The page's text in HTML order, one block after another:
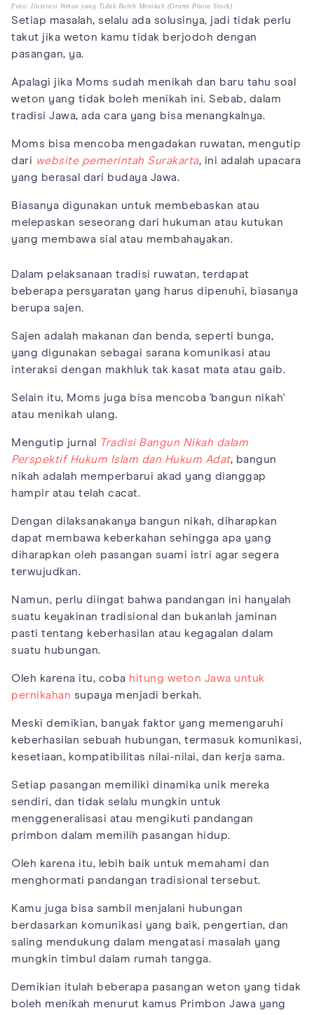
Foto: Ilustrasi Weton yang Tidak Boleh Menikah (Orami Photo Stock)
Setiap masalah, selalu ada solusinya, jadi tidak perlu
takut jika weton kamu tidak berjodoh dengan
pasangan, ya.
Apalagi jika Moms sudah menikah dan baru tahu soal
weton yang tidak boleh menikah ini. Sebab, dalam
tradisi Jawa, ada cara yang bisa menangkalnya.
Moms bisa mencoba mengadakan ruwatan, mengutip
dari website pemerintah Surakarta, ini adalah upacara
yang berasal dari budaya Jawa.
Biasanya digunakan untuk membebaskan atau
melepaskan seseorang dari hukuman atau kutukan
yang membawa sial atau membahayakan.
Dalam pelaksanaan tradisi ruwatan, terdapat
beberapa persyaratan yang harus dipenuhi, biasanya
berupa sajen.
Sajen adalah makanan dan benda, seperti bunga,
yang digunakan sebagai sarana komunikasi atau
interaksi dengan makhluk tak kasat mata atau gaib.
Selain itu, Moms juga bisa mencoba 'bangun nikah'
atau menikah ulang.
Mengutip jurnal
Tradisi Bangun Nikah dalam
Perspektif Hukum Islam dan Hukum Adat, bangun
nikah adalah memperbarui akad yang dianggap
hampir atau telah cacat.
Dengan dilaksanakanya bangun nikah, diharapkan
dapat membawa keberkahan sehingga apa yang
diharapkan oleh pasangan suami istri agar segera
terwujudkan.
Namun, perlu diingat bahwa pandangan ini hanyalah
suatu keyakinan tradisional dan bukanlah jaminan
pasti tentang keberhasilan atau kegagalan dalam
suatu hubungan.
Oleh karena itu, coba hitung weton Jawa untuk
pernikahan supaya menjadi berkah.
Meski demikian, banyak faktor yang memengaruhi
keberhasilan sebuah hubungan, termasuk komunikasi,
kesetiaan, kompatibilitas nilai-nilai, dan kerja sama.
Setiap pasangan memiliki dinamika unik mereka
sendiri, dan tidak selalu mungkin untuk
menggeneralisasi atau mengikuti pandangan
primbon dalam memilih pasangan hidup.
Oleh karena itu, lebih baik untuk memahami dan
menghormati pandangan tradisional tersebut.
Kamu juga bisa sambil menjalani hubungan
berdasarkan komunikasi yang baik, pengertian, dan
saling mendukung dalam mengatasi masalah yang
mungkin timbul dalam rumah tangga.
Demikian itulah beberapa pasangan weton yang tidak
boleh menikah menurut kamus Primbon Jawa yang